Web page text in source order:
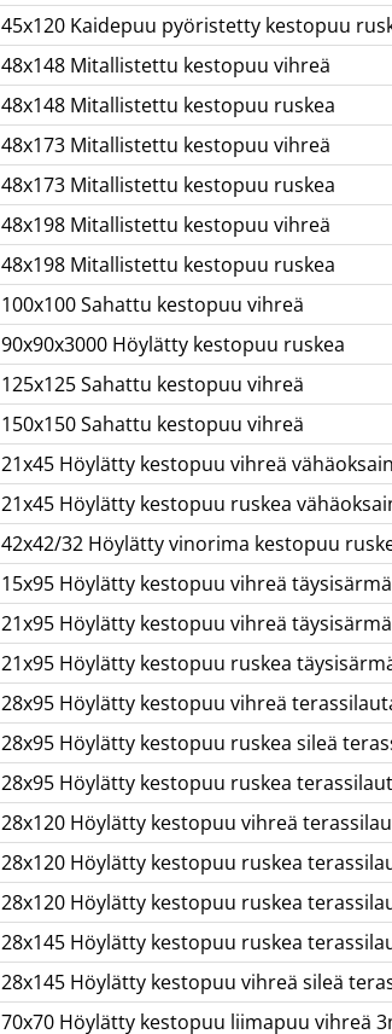
45x120 Kaidepuu pyöristetty kestopuu
48x148 Mitallistettu kestopuu vihreä
48x148 Mitallistettu kestopuu ruskea
48x173 Mitallistettu kestopuu vihreä
48x173 Mitallistettu kestopuu ruskea
48x198 Mitallistettu kestopuu vihreä
48x198 Mitallistettu kestopuu ruskea
100x100 Sahattu kestopuu vihreä
90x90x3000 Höylätty kestopuu ruskea
125x125 Sahattu kestopuu vihreä
150x150 Sahattu kestopuu vihreä
21x45 Höylätty kestopuu vihreä
21x45 Höylätty kestopuu ruskea
42x42/32 Höylätty vinorima kestopuu
15x95 Höylätty kestopuu vihreä
21x95 Höylätty kestopuu vihreä
21x95 Höylätty kestopuu ruskea
28x95 Höylätty kestopuu vihreä
28x95 Höylätty kestopuu ruskea sileä
28x95 Höylätty kestopuu ruskea
28x120 Höylätty kestopuu vihreä
28x120 Höylätty kestopuu ruskea
28x120 Höylätty kestopuu ruskea
28x145 Höylätty kestopuu ruskea
28x145 Höylätty kestopuu vihreä sileä
70x70 Höylätty kestopuu liimapuu vihreä